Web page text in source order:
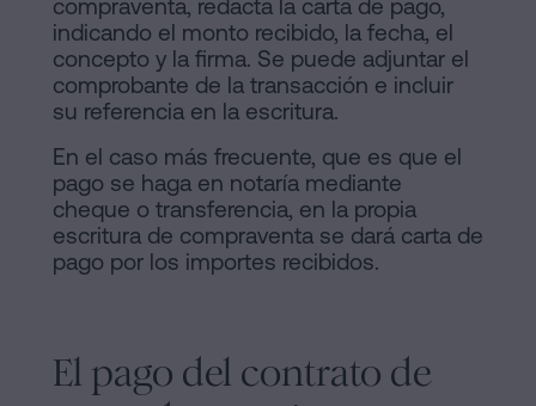
compraventa, redacta la carta de pago,
indicando el monto recibido, la fecha, el
concepto y la firma. Se puede adjuntar el
comprobante de la transacción e incluir
su referencia en la escritura.
En el caso más frecuente, que es que el
pago se haga en notaría mediante
cheque o transferencia, en la propia
escritura de compraventa se dará carta de
pago por los importes recibidos.
El pago del contrato de